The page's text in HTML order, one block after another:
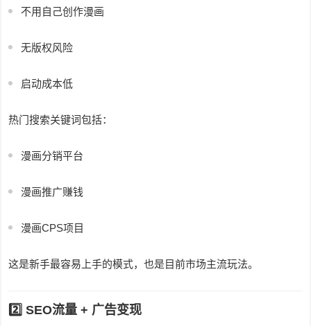
不用自己创作漫画
无版权风险
启动成本低
热门搜索关键词包括：
漫画分销平台
漫画推广赚钱
漫画CPS项目
这是新手最容易上手的模式，也是目前市场主流玩法。
2️⃣ SEO流量 + 广告变现